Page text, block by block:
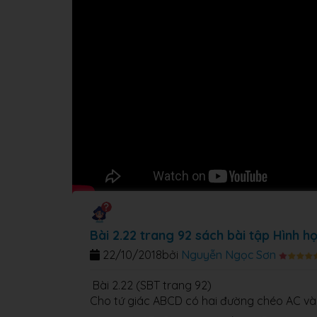
Bài 2.22 trang 92 sách bài tập Hình
bởi Nguyễn Ngọc Sơn
22/10/2018
Bài 2.22 (SBT trang 92)
Cho tứ giác ABCD có hai đường chéo AC